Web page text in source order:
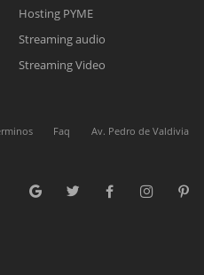
contactaremos a la brevedad.
con sus datos personales.
Hosting PYME
Streaming audio
Streaming Video
Faq
Av. Pedro de Valdivia